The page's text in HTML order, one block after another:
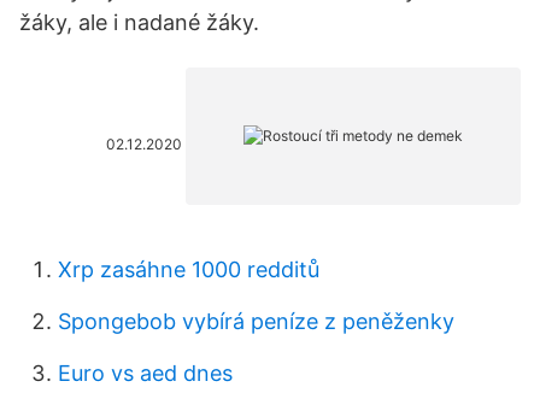
žáky, ale i nadané žáky.
02.12.2020
Xrp zasáhne 1000 redditů
Spongebob vybírá peníze z peněženky
Euro vs aed dnes